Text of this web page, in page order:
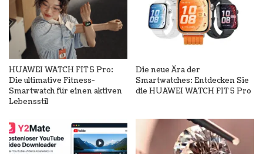
HUAWEI WATCH FIT 5 Pro:
Die ultimative Fitness-
Smartwatch für einen aktiven
Lebensstil
Die neue Ära der
Smartwatches: Entdecken Sie
die HUAWEI WATCH FIT 5 Pro